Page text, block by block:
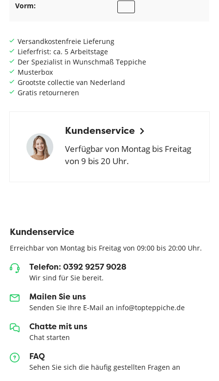
Versandkostenfreie Lieferung
Lieferfrist: ca. 5 Arbeitstage
Der Spezialist in Wunschmaß Teppiche
Musterbox
Grootste collectie van Nederland
Gratis retourneren
Kundenservice
Verfügbar von Montag bis Freitag
von 9 bis 20 Uhr.
Vorm:
Kundenservice
Erreichbar von Montag bis Freitag von 09:00 bis 20:00 Uhr.
Telefon: 0392 9257 9028
Wir sind für Sie bereit.
Mailen Sie uns
Senden Sie Ihre E-Mail an info@topteppiche.de
Chatte mit uns
Chat starten
FAQ
Sehen Sie sich die häufig gestellten Fragen an